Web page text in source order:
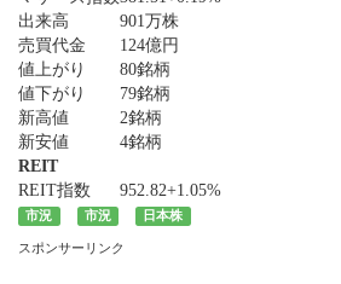
出来高
901万株
売買代金
124億円
値上がり
80銘柄
値下がり
79銘柄
新高値
2銘柄
新安値
4銘柄
REIT
REIT指数
952.82+1.05%
市況 市況 日本株
スポンサーリンク